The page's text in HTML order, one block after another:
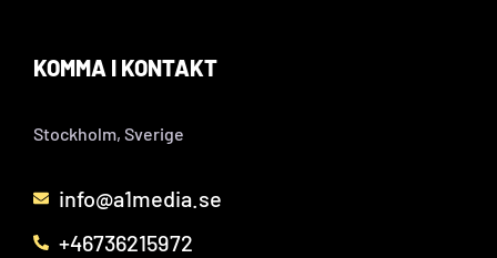
KOMMA I KONTAKT
Stockholm, Sverige
info@a1media.se
+46736215972